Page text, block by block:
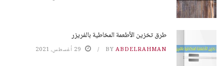
طرق تخزين الأطعمة المخاطية بالفريزر
BY ABDELRAHMAN 29 أغسطس، 2021